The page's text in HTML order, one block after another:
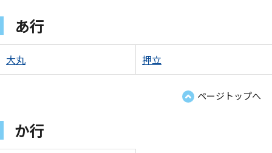
あ行
大丸 押立
ページトップへ
か行